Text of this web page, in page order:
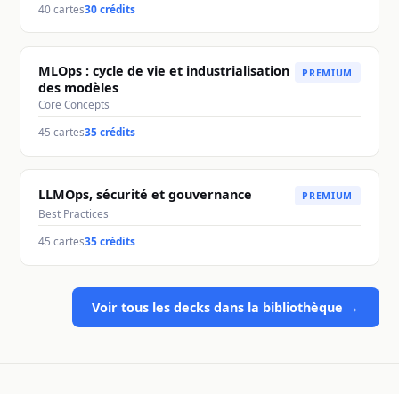
40 cartes30 crédits
MLOps : cycle de vie et industrialisation
des modèles
PREMIUM
Core Concepts
45 cartes35 crédits
LLMOps, sécurité et gouvernance PREMIUM
Best Practices
45 cartes35 crédits
Voir tous les decks dans la bibliothèque →